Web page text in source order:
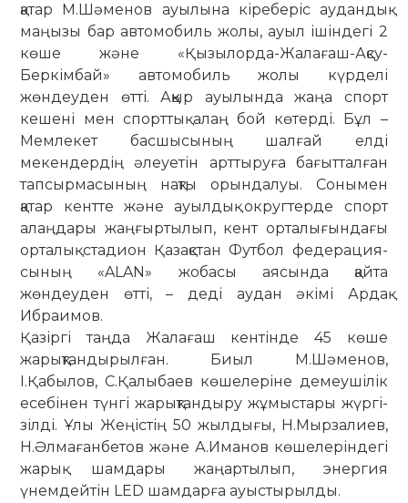
қатар М.Шәменов ауы­лына кіреберіс аудандық
маңызы бар автомобиль жолы, ауыл ішіндегі 2
көше және «Қызылорда-Жалағаш-Ақсу-
Беркімбай» автомобиль жолы күр­делі
жөндеуден өтті. Аққыр ауы­лында жаңа спорт
кешені мен спорттық алаң бой көтерді. Бұл –
Мемлекет бас­шысының шалғай елді
мекендердің әлеуетін арттыруға бағытталған
тап­сыр­масының нақты орындалуы. Со­нымен
қатар кентте және ауылдық округтерде спорт
алаңдары жаңғыр­тылып, кент орталығындағы
орта­лық стадион Қазақстан Футбол фе­де­ра­ция­
сының «ALAN» жобасы аясында қай­­та
жөндеуден өтті, – деді аудан әкі­мі Ардақ
Ибраимов.
Қазіргі таңда Жалағаш кентінде 45 көше
жарықтандырылған. Биыл М.Шә­менов,
І.Қабылов, С.Қалыбаев кө­ше­­­леріне демеушілік
есебінен ­түн­гі жа­рықтандыру жұмыстары жүргі­
зілді. Ұлы ­Же­ңіс­­­тің 50 жылдығы, Н.Мырза­лиев,
Н.Әл­ма­­ған­бетов және А.Иманов кө­ше­­­ле­рін­дегі
жарық шамдары жаңар­ты­лып, энер­гия
үнемдейтін LED шам­дар­ға ауыс­тырылды.